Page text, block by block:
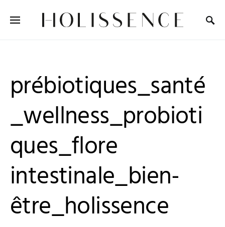
prébiotiques_santé
_wellness_probioti
ques_flore
intestinale_bien-
être_holissence